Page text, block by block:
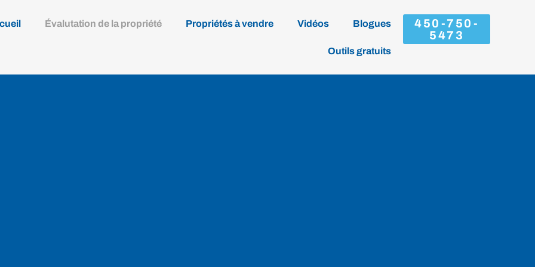
Évalutation de la propriété Propriétés à vendre Vidéos Blogues
Outils gratuits
450-750-
5473